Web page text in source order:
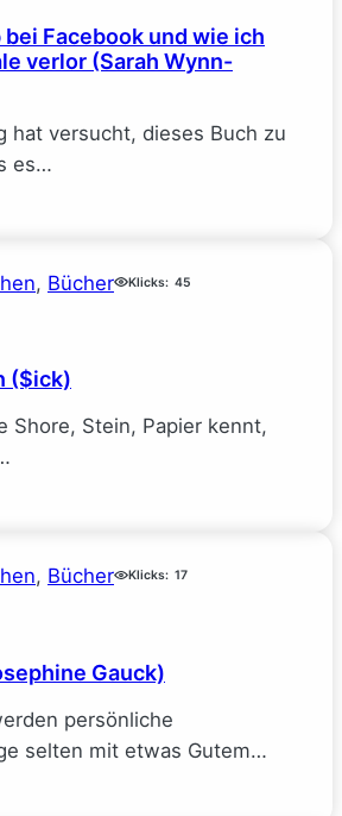
Facebook und wie ich
verlor (Sarah Wynn-
hat versucht, dieses Buch zu
es…
, Bücher Klicks: 45
($ick)
Shore, Stein, Papier kennt,
, Bücher Klicks: 17
Gauck)
persönliche
selten mit etwas Gutem…